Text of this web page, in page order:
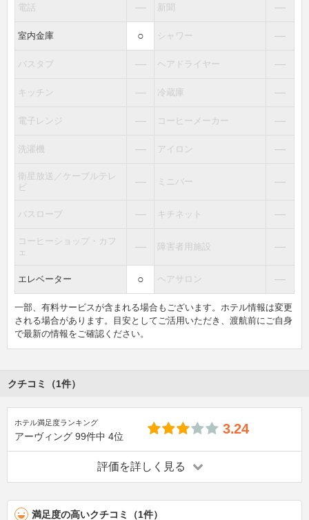
電話 ― 新聞 ―
室内金庫 ○ シャワー ―
バスタブ ― ヘアドライヤー ―
キッチン ― 冷蔵庫 ―
電子レンジ ― コーヒーメーカー ―
洗濯機 ― アイロン ―
衛星放送／ケーブルテレ
ビ
― ミニバー ―
バスローブ ― キチネット ―
コーヒーショップ・カフ
ェ
― 障害者用施設 ―
エレベーター ○ ヘアサロン ―
一部、有料サービスが含まれる場合もございます。ホテル情報は変更
される場合があります。目安としてご活用いただき、渡航前にご自身
で最新の情報をご確認ください。
クチコミ（1件）
ホテル満足度ランキング
アーヴィング 99件中 4位 3.24
評価を詳しく見る
満足度の高いクチコミ（1件）